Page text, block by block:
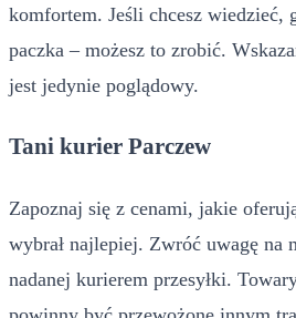
komfortem. Jeśli chcesz wiedzieć,
paczka – możesz to zrobić.
jest jedynie poglądowy.
Tani kurier Parczew
Zapoznaj się z cenami, jakie
wybrał najlepiej. Zwróć uwagę na
nadanej kurierem przesyłki.